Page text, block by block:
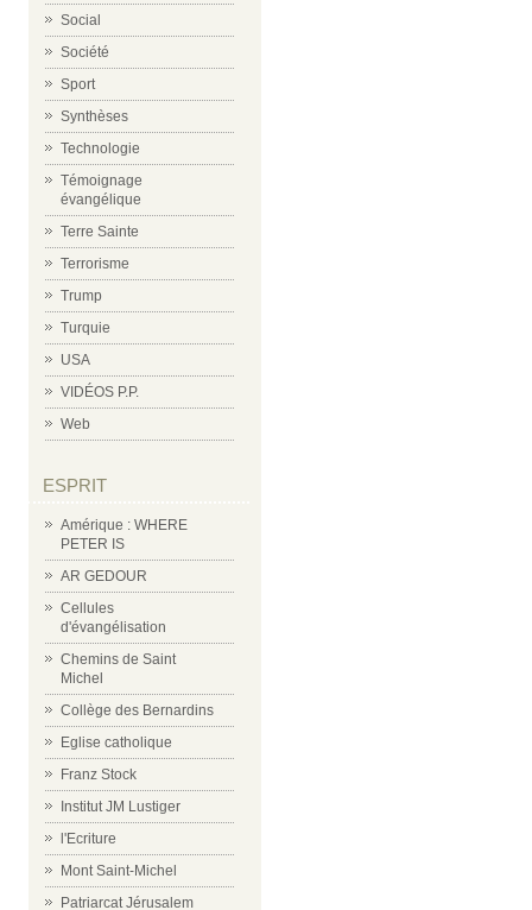
Social
Société
Sport
Synthèses
Technologie
Témoignage
évangélique
Terre Sainte
Terrorisme
Trump
Turquie
USA
VIDÉOS P.P.
Web
ESPRIT
Amérique : WHERE
PETER IS
AR GEDOUR
Cellules
d'évangélisation
Chemins de Saint
Michel
Collège des Bernardins
Eglise catholique
Franz Stock
Institut JM Lustiger
l'Ecriture
Mont Saint-Michel
Patriarcat Jérusalem